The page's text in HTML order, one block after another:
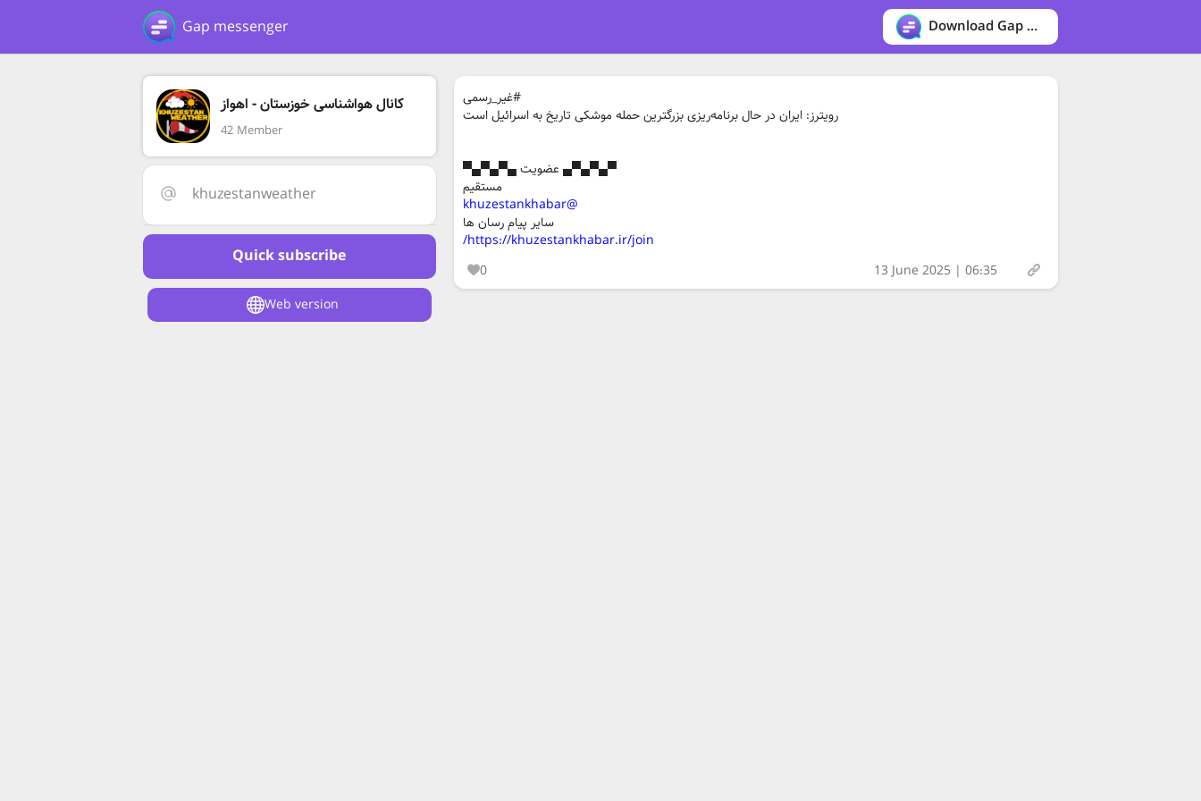
Gap messenger Download Gap messenger
کانال هواشناسی خوزستان - اهواز
42 Member
khuzestanweather
Quick subscribe
Web version
‏#غیر_رسمی
رویترز: ایران در حال برنامه‌ریزی بزرگترین حمله موشکی تاریخ به اسرائیل است
▀▄▀▄▀▄ عضویت ▄▀▄▀▄▀
مستقیم
@khuzestankhabar
سایر پیام رسان ها
https://khuzestankhabar.ir/join/
0
13 June 2025 | 06:35